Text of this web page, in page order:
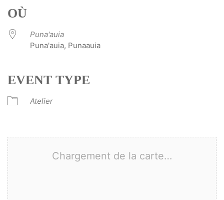
OÙ
Puna'auia
Puna'auia, Punaauia
EVENT TYPE
Atelier
Chargement de la carte…